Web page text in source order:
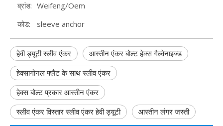
ब्रांड: Weifeng/Oem
कोड:
sleeve anchor
हेवी ड्यूटी स्लीव एंकर
आस्तीन एंकर बोल्ट हेक्स गैल्वेनाइज्ड
हेक्सागोनल फ्लैट के साथ स्लीव एंकर
हेक्स बोल्ट प्रकार आस्तीन एंकर
स्लीव एंकर विस्तार स्लीव एंकर हेवी ड्यूटी
आस्तीन लंगर जस्ती